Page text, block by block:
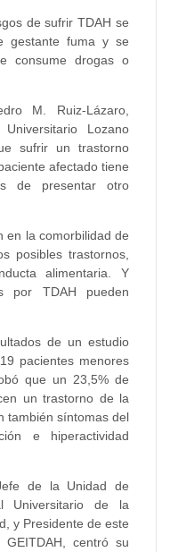
de sufrir TDAH se
gestante fuma y se
consume drogas o
M. Ruiz-Lázaro,
Lozano
sufrir un trastorno
afectado tiene
de presentar otro
en la comorbilidad de
posibles trastornos,
alimentaria. Y
por TDAH pueden
de un estudio
pacientes menores
que un 23,5% de
un trastorno de la
también síntomas del
e hiperactividad
de la Unidad de
Universitario de la
y Presidente de este
centró su